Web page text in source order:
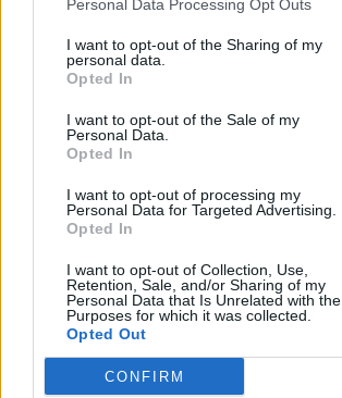
Personal Data Processing Opt Outs
I want to opt-out of the Sharing of my
personal data.
Opted In
I want to opt-out of the Sale of my
Personal Data.
Opted In
I want to opt-out of processing my
Personal Data for Targeted Advertising.
Opted In
I want to opt-out of Collection, Use,
Retention, Sale, and/or Sharing of my
Personal Data that Is Unrelated with the
Purposes for which it was collected.
Opted Out
CONFIRM
Το Ετήσιο Τακτικό Συνέδριο της ΚΕΔΕ θα
Νοεμβρίου 2026.
16.07.2026 - 15.55